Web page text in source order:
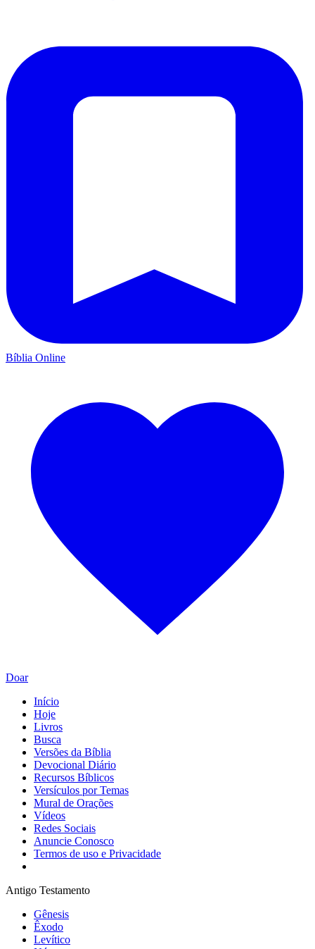
Bíblia Online
Doar
Início
Hoje
Livros
Busca
Versões da Bíblia
Devocional Diário
Recursos Bíblicos
Versículos por Temas
Mural de Orações
Vídeos
Redes Sociais
Anuncie Conosco
Termos de uso e Privacidade
Antigo Testamento
Gênesis
Êxodo
Levítico